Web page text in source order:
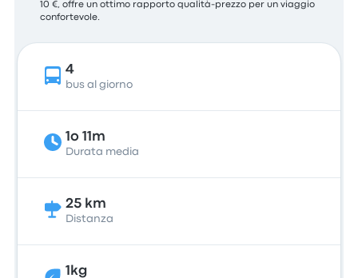
10 €, offre un ottimo rapporto qualità-prezzo per un viaggio
confortevole.
4
bus al giorno
1o 11m
Durata media
25 km
Distanza
1kg